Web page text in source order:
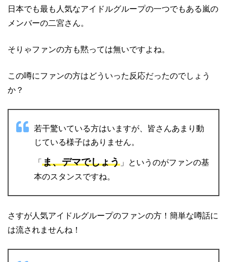
日本でも最も人気なアイドルグループの一つでもある嵐の
メンバーの二宮さん。
そりゃファンの方も黙っては無いですよね。
この噂にファンの方はどういった反応だったのでしょう
か？
若干驚いている方はいますが、皆さんあまり動
じている様子はありません。
「ま、デマでしょう 」というのがファンの基
本のスタンスですね。
さすが人気アイドルグループのファンの方！簡単な噂話に
は流されませんね！